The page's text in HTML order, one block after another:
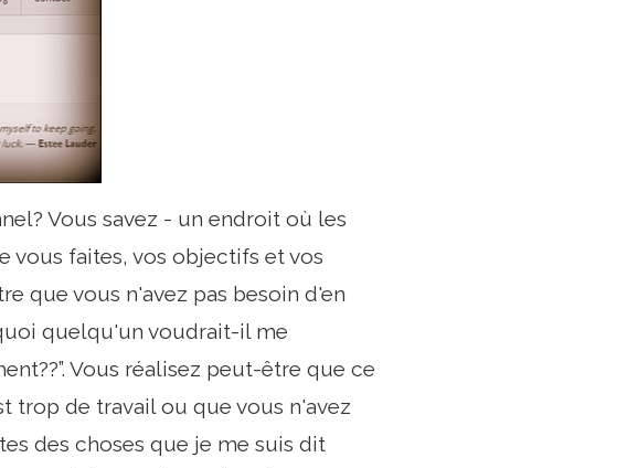
Vous savez - un endroit où les
vous faites, vos objectifs et vos
que vous n'avez pas besoin d'en
quelqu'un voudrait-il me
Vous réalisez peut-être que ce
trop de travail ou que vous n'avez
des choses que je me suis dit